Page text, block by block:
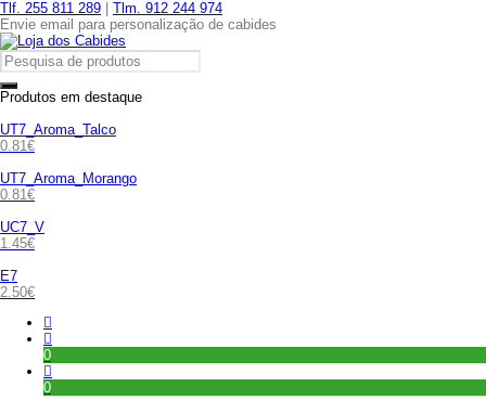
Tlf. 255 811 289
Tlm. 912 244 974
Envie email para personalização de cabides
Produtos em destaque
UT7_Aroma_Talco
0.81€
UT7_Aroma_Morango
0.81€
UC7_V
1.45€
E7
2.50€
0
0